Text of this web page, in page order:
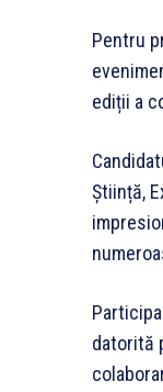
Pentru
ediții a
Știință,
datorită